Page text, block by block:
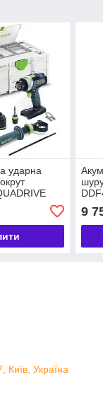
ударна
9
Київ, Україна